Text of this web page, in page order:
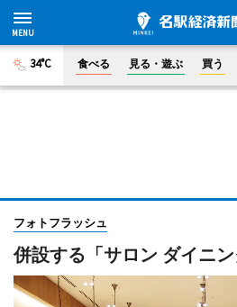
34°C 食べる 見る・遊ぶ 買う
フォトフラッシュ
併設する「サロン ダイニ